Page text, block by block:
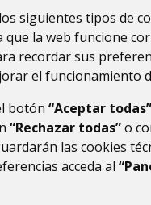
siguientes tipos de
que la web funcione
recordar sus
el funcionamiento
botón “Aceptar todas”
“Rechazar todas”o
las cookies
acceda al
la ribagorza